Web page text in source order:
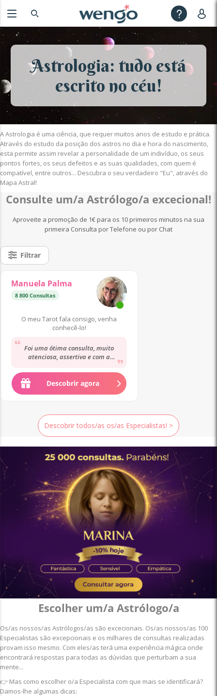
Astrologia: tudo está
escrito no céu!
A Astrologia é uma ciência, que requer muitos anos de estudo e prática.
Através do estudo da posição dos astros no dia e hora do nascimento,
esta permite assim revelar a personalidade de um indivíduo, os seus
pontos fortes, os seus defeitos e as suas qualidades, com quem é
compatível, entre outros... Descubra o seu verdadeiro "Eu", através do
Mapa Astral!
Consulte um/a Astrólogo/a excecional!
Aproveite a promoção de 1€ para os 10 primeiros minutos na sua
primeira Consulta por Telefone ou por Chat
Filtrar
Manuela Palma
8 800 Consultas
O meu Tarot fala consigo, venha
conhecê-lo!
Foi uma ótima consulta, muito
atenciosa, assertiva e com a
preocupação de sempre não guiar
pelo melhor caminho....
Descobrir agora
Descobrir todos/as os/as Especialistas! >
Escolher um/a Astrólogo/a
Os/as nossos/as Astrólogos/as são excecionais. Os/as nossos/as 100
Especialistas são excepcionais e os milhares de consultas realizadas
provam isso mesmo. Com eles/as terá uma experiência mágica onde
encontrará respostas para todas as dúvidas que perturbam a sua
mente...
👉 Mas como escolher o/a Especialista com que mais se identificará?
Damos-lhe algumas dicas: